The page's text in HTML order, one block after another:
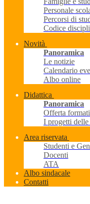
Personale
Percorsi di
Codice
Novità
Panoramica
Le notizie
Calendario
Albo online
Didattica
Panoramica
Offerta
I progetti delle
Area riservata
Studenti e
Docenti
ATA
Albo sindacale
Contatti